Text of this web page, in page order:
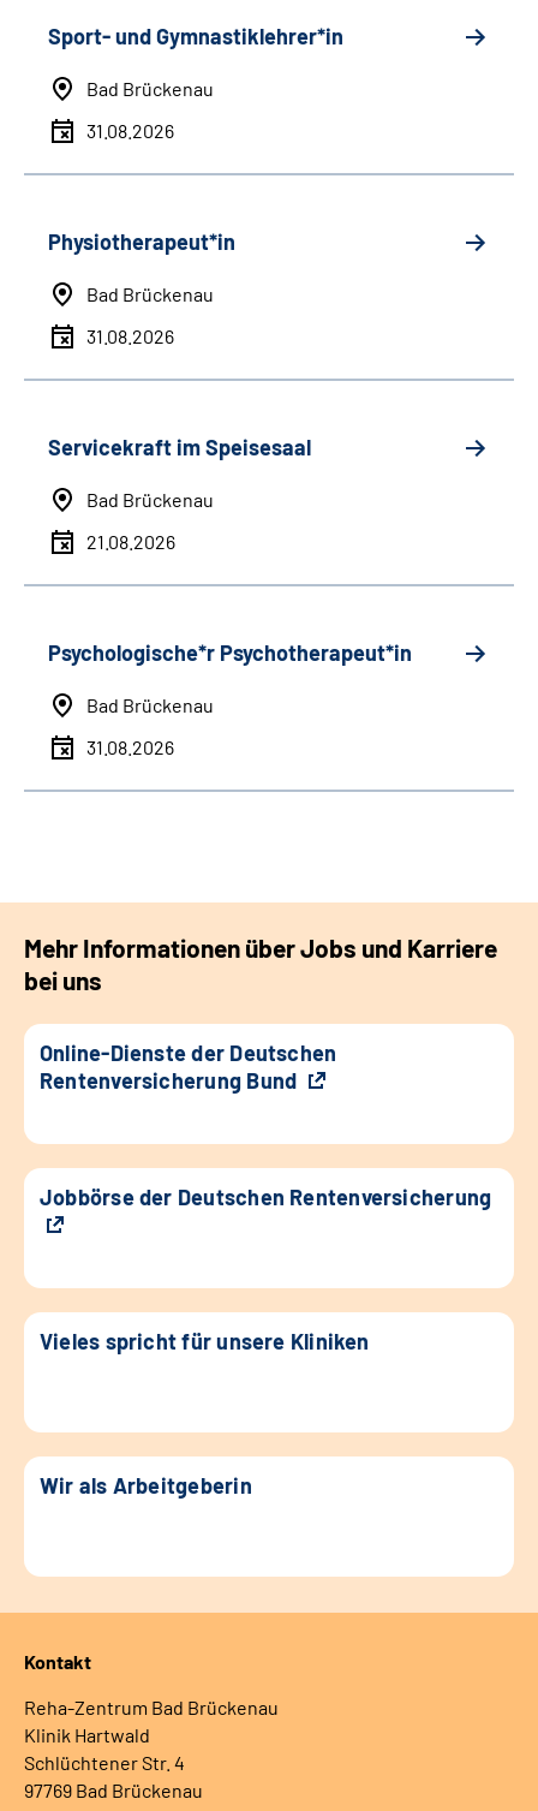
Sport- und Gymnastiklehrer*in
Bad Brückenau
31.08.2026
Physiotherapeut*in
Bad Brückenau
31.08.2026
Servicekraft im Speisesaal
Bad Brückenau
21.08.2026
Psychologische*r Psychotherapeut*in
Bad Brückenau
31.08.2026
Mehr Informationen über Jobs und Karriere
bei uns
Online-Dienste der Deutschen
Rentenversicherung Bund
Jobbörse der Deutschen Rentenversicherung
Vieles spricht für unsere Kliniken
Wir als Arbeitgeberin
Kontakt
Reha-Zentrum Bad Brückenau
Klinik Hartwald
Schlüchtener Str. 4
97769 Bad Brückenau